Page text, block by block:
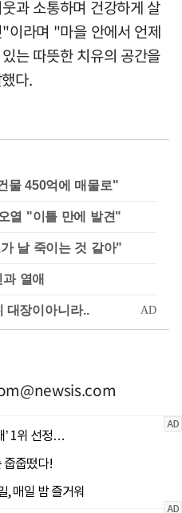
과 소통하며 건강하게 살
이라며 "마을 안에서 언제
는 따뜻한 치유의 공간을
다.
물 450억에 매물로"
열 "이틀 만에 발견"
날 죽이는 것 같아"
열애